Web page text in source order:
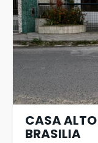
CASA
BRASILIA